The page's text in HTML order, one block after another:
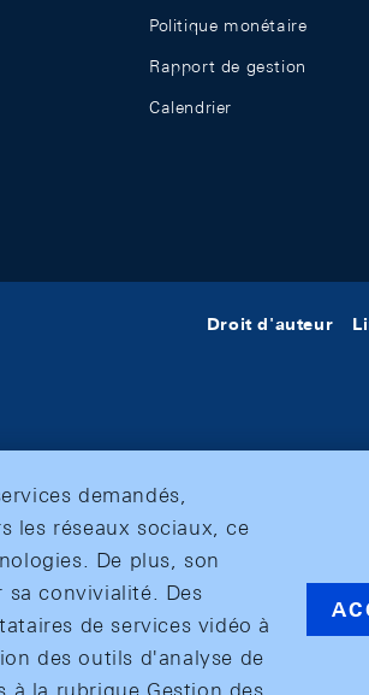
Politique monétaire
Rapport de gestion
Calendrier
Droit d'auteur
demandés,
les réseaux sociaux, ce
De plus, son
sa convivialité. Des
de services vidéo à
des outils d'analyse de